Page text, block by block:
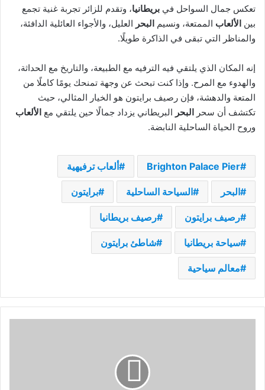
تعكس جمال السواحل في بريطانيا، وتقدم للزائر تجربة غنية تجمع
بين الألعاب الممتعة، ونسيم البحر العليل، والأجواء العائلية الدافئة،
والمناظر التي تبقى في الذاكرة طويلًا.
إنه المكان الذي يلتقي فيه الترفيه مع الطبيعة، والتاريخ مع الحداثة،
والهدوء مع المرح. وإذا كنت تبحث عن وجهة تمنحك يومًا كاملًا من
المتعة والدهشة، فإن رصيف برايتون هو الخيار المثالي، حيث
تكتشف أن سحر البحر البريطاني يزداد جمالًا حين يلتقي مع الألعاب
وروح الحياة الساحلية النابضة.
Brighton Palace Pier ألعاب ترفيهية
البحر السياحة الساحلية برايتون
رصيف برايتون رصيف بريطانيا
سياحة بريطانيا شاطئ برايتون
معالم سياحية